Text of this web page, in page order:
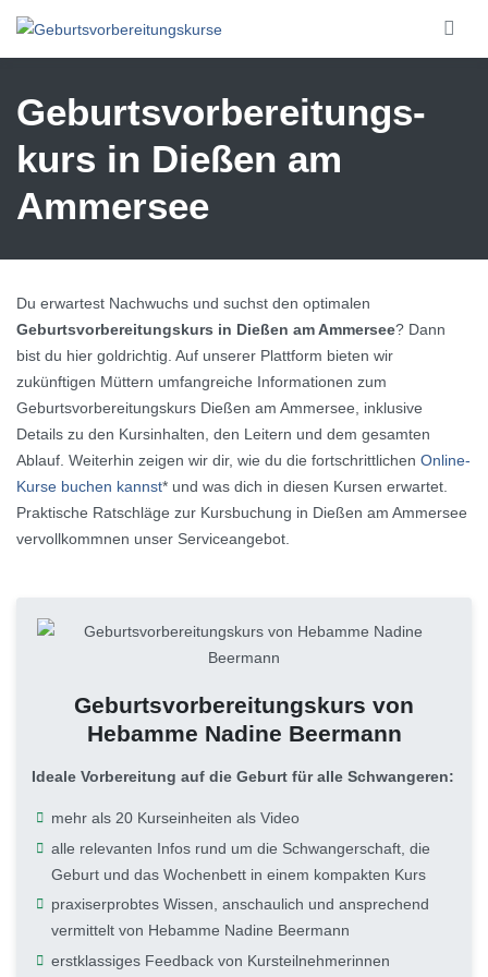
Geburtsvorbereitungs­
kurs in Dießen am
Ammersee
Du erwartest Nachwuchs und suchst den optimalen
Geburtsvorbereitungskurs in Dießen am Ammersee? Dann
bist du hier goldrichtig. Auf unserer Plattform bieten wir
zukünftigen Müttern umfangreiche Informationen zum
Geburtsvorbereitungskurs Dießen am Ammersee, inklusive
Details zu den Kursinhalten, den Leitern und dem gesamten
Ablauf. Weiterhin zeigen wir dir, wie du die fortschrittlichen Online-
Kurse buchen kannst* und was dich in diesen Kursen erwartet.
Praktische Ratschläge zur Kursbuchung in Dießen am Ammersee
vervollkommnen unser Serviceangebot.
Geburtsvorbereitungskurs von
Hebamme Nadine Beermann
Ideale Vorbereitung auf die Geburt für alle Schwangeren:
mehr als 20 Kurseinheiten als Video
alle relevanten Infos rund um die Schwangerschaft, die
Geburt und das Wochenbett in einem kompakten Kurs
praxiserprobtes Wissen, anschaulich und ansprechend
vermittelt von Hebamme Nadine Beermann
erstklassiges Feedback von Kursteilnehmerinnen